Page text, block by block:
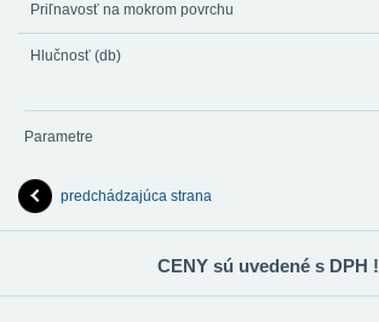
Priľnavosť na mokrom povrchu
Hlučnosť (db)
Parametre
predchádzajúca strana
CENY sú uvedené s DPH !